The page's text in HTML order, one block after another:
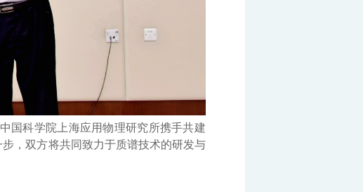
国科学院上海应用物理研究所携手共建
，双方将共同致力于质谱技术的研发与